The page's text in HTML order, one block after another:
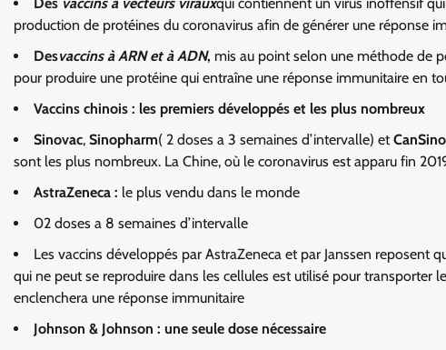
production de protéines du coronavirus afin de générer une réponse
Desvaccins à ARN et à ADN, mis au point selon une méthode de
pour produire une protéine qui entraîne une réponse immunitaire en
Vaccins chinois : les premiers développés et les plus nombreux
Sinovac, Sinopharm( 2 doses a 3 semaines d’intervalle) etCanSino
sont les plus nombreux. La Chine, où le coronavirus est apparu fin
AstraZeneca : le plus vendu dans le monde
02 doses a 8 semaines d’intervalle
Les vaccins développés par AstraZeneca et par Janssen
qui ne peut se reproduire dans les cellules est utilisé pour transporter
enclenchera une réponse immunitaire
Johnson & Johnson : une seule dose nécessaire